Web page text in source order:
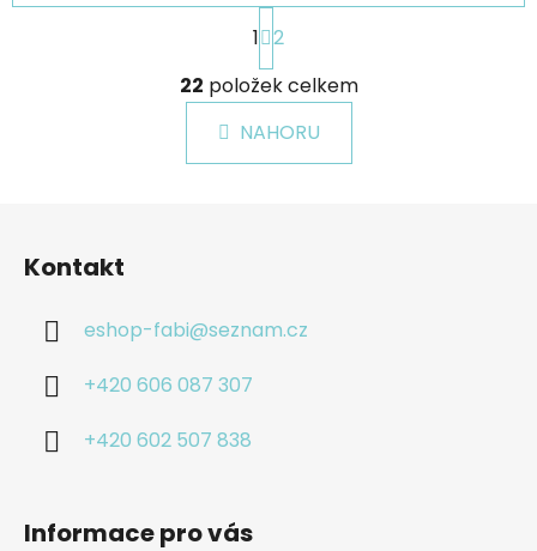
O
v
l
á
d
v
S
t
r
á
n
k
1 2
22 položek celkem
NAHORU
Kontakt
eshop-fabi@seznam.cz
+420 606 087 307
+420 602 507 838
Informace pro vás